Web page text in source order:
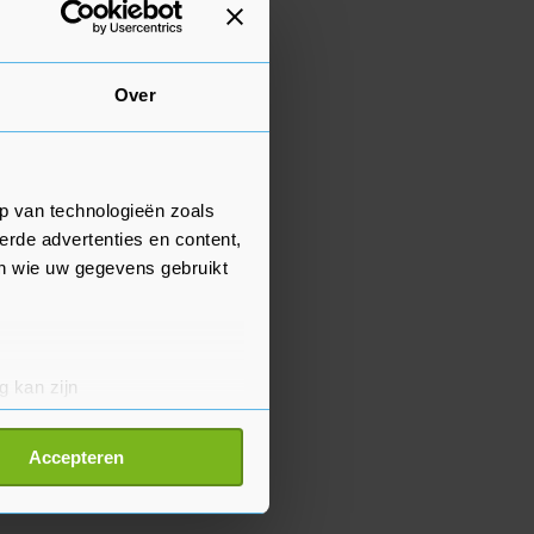
Over
van technologieën zoals
advertenties en content,
wie uw gegevens gebruikt
kan zijn
detailgedeelte
Accepteren